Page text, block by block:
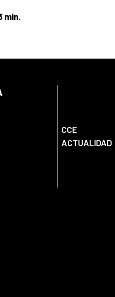
min.
CCE
ACTUALIDAD